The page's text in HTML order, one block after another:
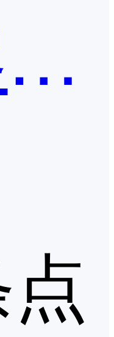
牛客笔试